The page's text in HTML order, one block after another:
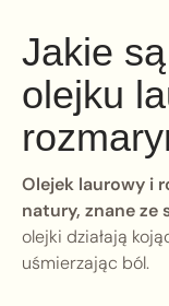
Jakie
olejku
Olejek laurowy i
natury, znane ze
olejki działają
uśmierzając ból.